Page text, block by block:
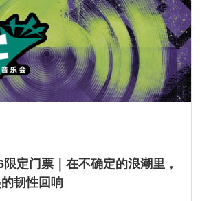
定门票｜在不确定的浪潮里，
韧性回响